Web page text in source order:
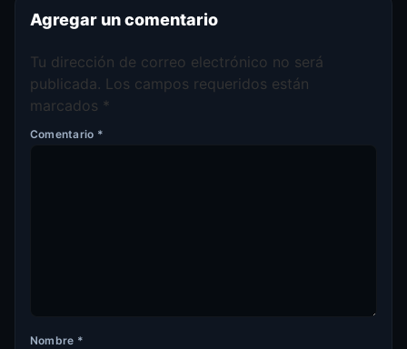
Agregar un comentario
Tu dirección de correo electrónico no será
publicada. Los campos requeridos están
marcados *
Comentario *
Nombre *